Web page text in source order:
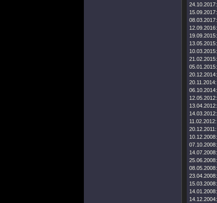
24.10.2017:
15.09.2017:
08.03.2017:
12.09.2016:
19.09.2015:
13.05.2015:
10.03.2015:
21.02.2015:
05.01.2015:
20.12.2014:
20.11.2014:
06.10.2014:
12.05.2012:
13.04.2012:
14.03.2012:
11.02.2012:
20.12.2011:
10.12.2008:
07.10.2008:
14.07.2008:
25.06.2008:
08.05.2008:
23.04.2008:
15.03.2008:
14.01.2008:
14.12.2004: